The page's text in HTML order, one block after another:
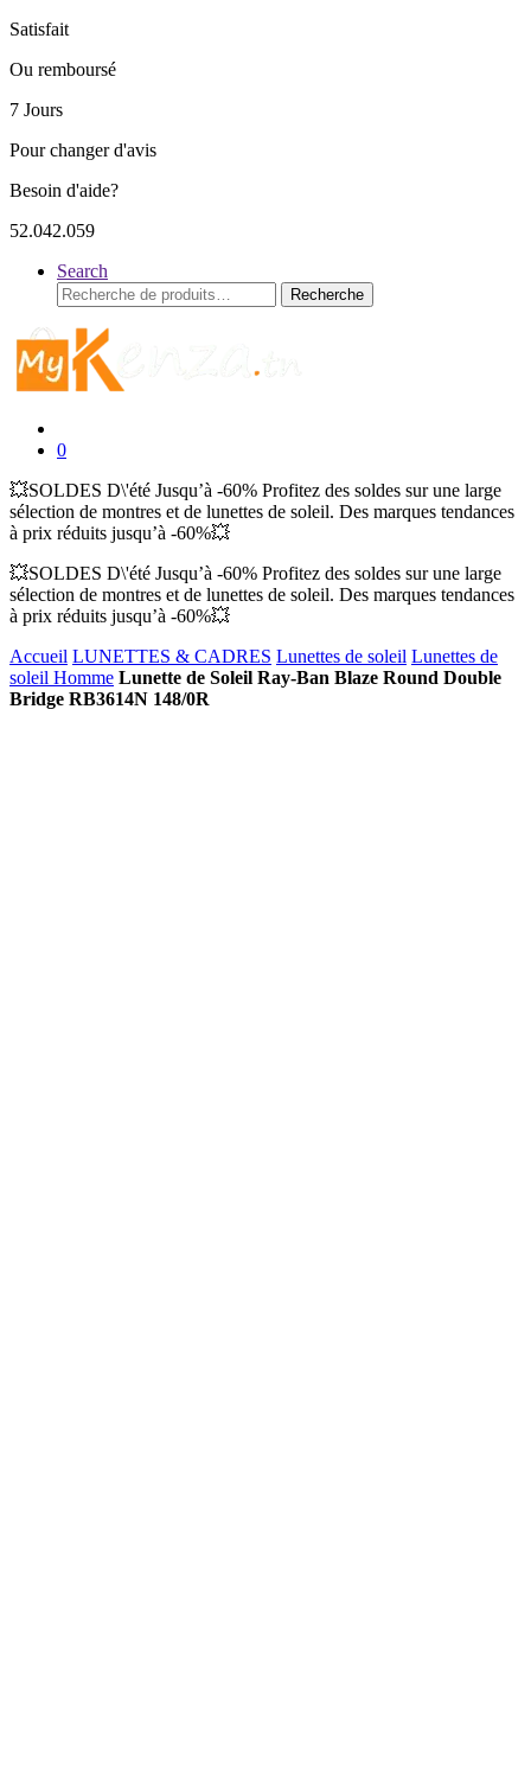
Satisfait
Ou remboursé
7 Jours
Pour changer d'avis
Besoin d'aide?
52.042.059
Search
Recherche
pour :
Recherche
0
💥SOLDES D\'été Jusqu’à -60% Profitez des soldes sur une large
sélection de montres et de lunettes de soleil. Des marques tendances
à prix réduits jusqu’à -60%💥
💥SOLDES D\'été Jusqu’à -60% Profitez des soldes sur une large
sélection de montres et de lunettes de soleil. Des marques tendances
à prix réduits jusqu’à -60%💥
Accueil LUNETTES & CADRES Lunettes de soleil Lunettes de
soleil Homme Lunette de Soleil Ray-Ban Blaze Round Double
Bridge RB3614N 148/0R